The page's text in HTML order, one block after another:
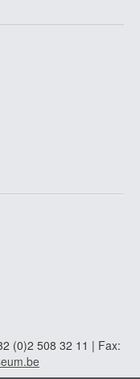
(0)2 508 32 11 | Fax: